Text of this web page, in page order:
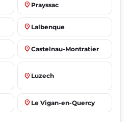
place Prayssac
place Lalbenque
place Castelnau-Montratier
place Luzech
place Le Vigan-en-Quercy